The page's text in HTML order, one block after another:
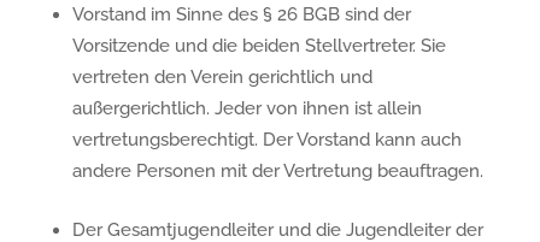
Vorstand im Sinne des § 26 BGB sind der
Vorsitzende und die beiden Stellvertreter. Sie
vertreten den Verein gerichtlich und
außergerichtlich. Jeder von ihnen ist allein
vertretungsberechtigt. Der Vorstand kann auch
andere Personen mit der Vertretung beauftragen.
Der Gesamtjugendleiter und die Jugendleiter der